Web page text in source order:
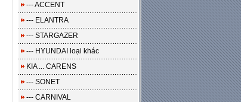
--- ACCENT
--- ELANTRA
--- STARGAZER
--- HYUNDAI loại khác
KIA ... CARENS
--- SONET
--- CARNIVAL